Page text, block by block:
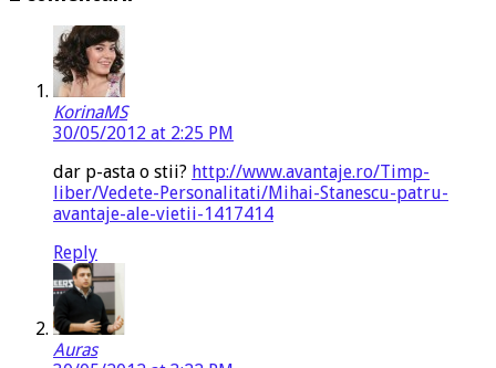
KorinaMS
30/05/2012 at 2:25 PM
dar p-asta o stii? http://www.avantaje.ro/Timp-
liber/Vedete-Personalitati/Mihai-Stanescu-patru-
avantaje-ale-vietii-1417414
Reply
Auras